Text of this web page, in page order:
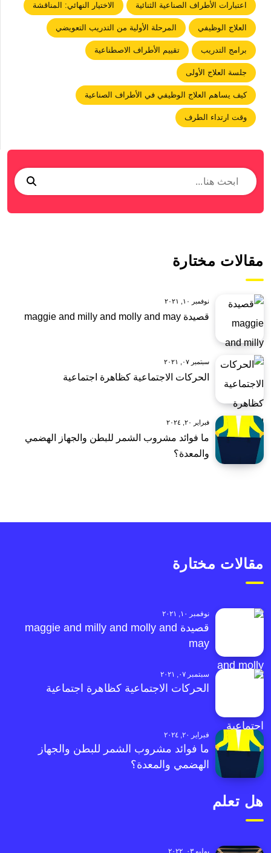
اعتبارات الأطراف الصناعية الثنائية الاختيار النهائي: المناقشة
العلاج الوظيفي المرحلة الأولية من التدريب التعويضي
برامج التدريب تقييم الأطراف الاصطناعية
جلسة العلاج الأولى
كيف يساهم العلاج الوظيفي في الأطراف الصناعية
وقت ارتداء الطرف
مقالات مختارة
نوفمبر ١٠, ٢٠٢١
قصيدة maggie and milly and molly and may
سبتمبر ٠٧, ٢٠٢١
الحركات الاجتماعية كظاهرة اجتماعية
فبراير ٢٠, ٢٠٢٤
ما فوائد مشروب الشمر للبطن والجهاز الهضمي
والمعدة؟
مقالات مختارة
نوفمبر ١٠, ٢٠٢١
قصيدة maggie and milly and molly and
may
سبتمبر ٠٧, ٢٠٢١
الحركات الاجتماعية كظاهرة اجتماعية
فبراير ٢٠, ٢٠٢٤
ما فوائد مشروب الشمر للبطن والجهاز
الهضمي والمعدة؟
هل تعلم
يوليو ٠٣, ٢٠٢٢